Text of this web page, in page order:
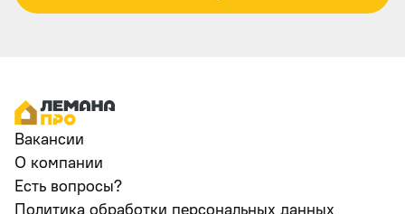
Вакансии
О компании
Есть вопросы?
Политика обработки персональных данных